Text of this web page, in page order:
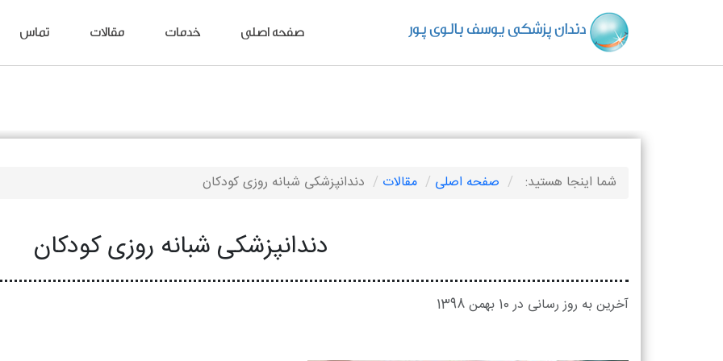
دندان پزشکی یوسف بالوی پور صفحه اصلی خدمات مقالات تماس
شما اینجا هستید: صفحه اصلی مقالات دندانپزشکی شبانه روزی کودکان
دندانپزشکی شبانه روزی کودکان
آخرین به روز رسانی در 10 بهمن 1398